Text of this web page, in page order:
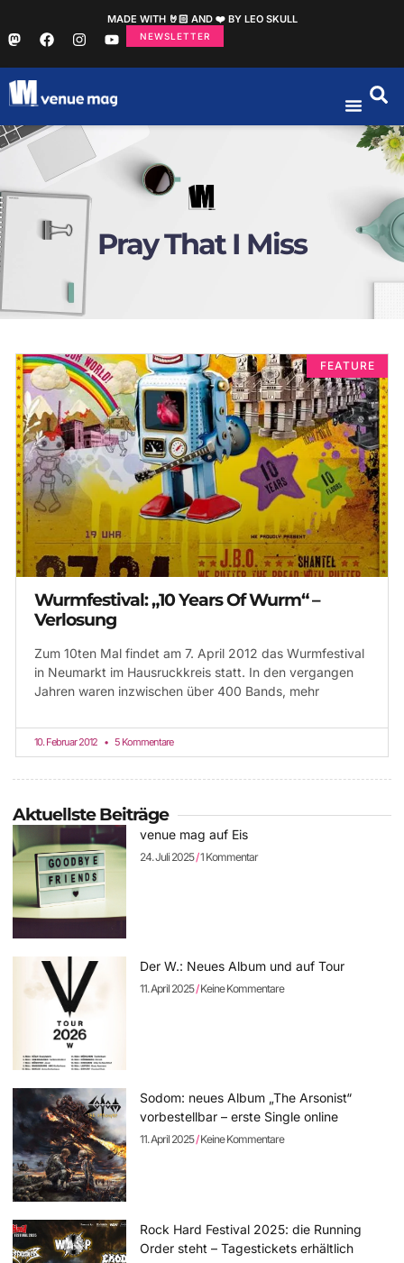
MADE WITH 🤘🏻 AND ❤️ BY LEO SKULL
NEWSLETTER
Pray That I Miss
FEATURE
Wurmfestival: „10 Years Of Wurm“ –
Verlosung
Zum 10ten Mal findet am 7. April 2012 das Wurmfestival
in Neumarkt im Hausruckkreis statt. In den vergangen
Jahren waren inzwischen über 400 Bands, mehr
10. Februar 2012 5 Kommentare
Aktuellste Beiträge
venue mag auf Eis
24. Juli 2025 1 Kommentar
Der W.: Neues Album und auf Tour
11. April 2025 Keine Kommentare
Sodom: neues Album „The Arsonist“
vorbestellbar – erste Single online
11. April 2025 Keine Kommentare
Rock Hard Festival 2025: die Running
Order steht – Tagestickets erhältlich